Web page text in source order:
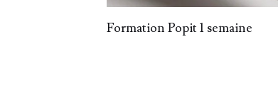
Formation Popit 1 semaine